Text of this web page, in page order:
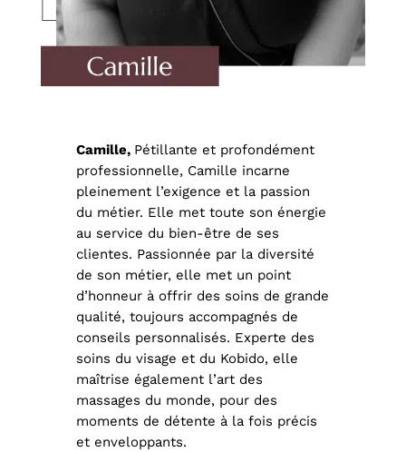
Camille, Pétillante et profondément
professionnelle, Camille incarne
pleinement l’exigence et la passion
du métier. Elle met toute son énergie
au service du bien-être de ses
clientes. Passionnée par la diversité
de son métier, elle met un point
d’honneur à offrir des soins de grande
qualité, toujours accompagnés de
conseils personnalisés. Experte des
soins du visage et du Kobido, elle
maîtrise également l’art des
massages du monde, pour des
moments de détente à la fois précis
et enveloppants.